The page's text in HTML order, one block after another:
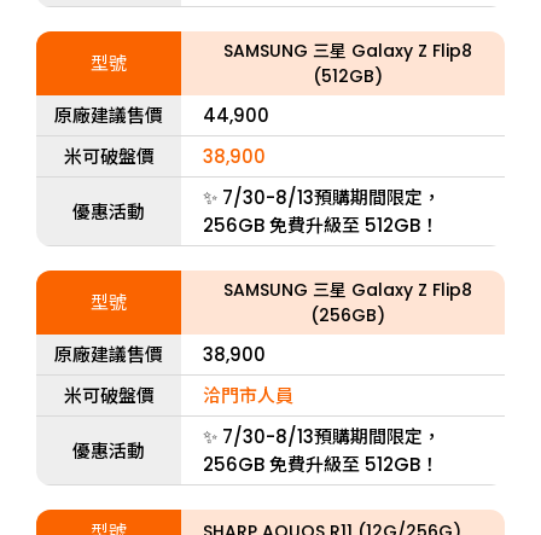
型號
SAMSUNG 三星 Galaxy Z Flip8
(512GB)
原廠建議售價
44,900
米可破盤價
38,900
優惠活動
✨ 7/30-8/13預購期間限定，
256GB 免費升級至 512GB！
型號
SAMSUNG 三星 Galaxy Z Flip8
(256GB)
原廠建議售價
38,900
米可破盤價
洽門市人員
優惠活動
✨ 7/30-8/13預購期間限定，
256GB 免費升級至 512GB！